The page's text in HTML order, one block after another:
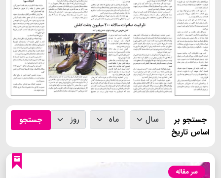
جستجو بر
اساس تاریخ
جستجو
سر مقاله